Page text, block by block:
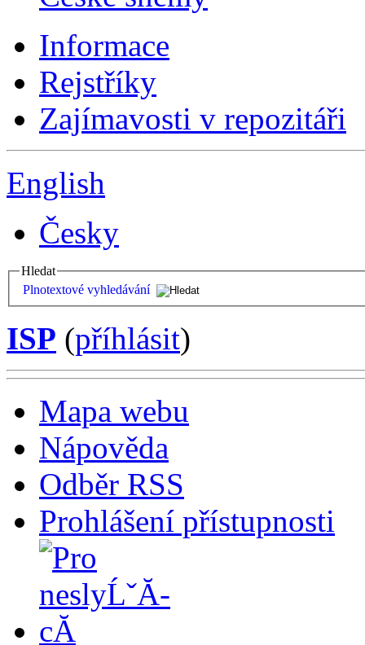
Informace
Rejstříky
Zajímavosti v repozitáři
English
Česky
Hledat
Plnotextové vyhledávání
ISP (příhlásit)
Mapa webu
Nápověda
Odběr RSS
Prohlášení přístupnosti